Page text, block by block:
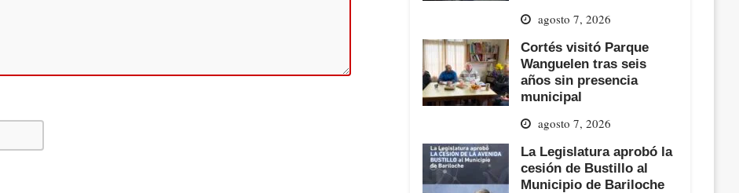
agosto 7, 2026
Cortés visitó Parque
Wanguelen tras seis
años sin presencia
municipal
agosto 7, 2026
La Legislatura aprobó la
cesión de Bustillo al
Municipio de Bariloche